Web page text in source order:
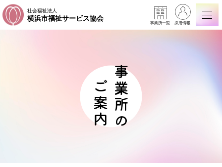
社会福祉法人
横浜市福祉サービス協会
事業所一覧 採用情報
事業所の
ご案内